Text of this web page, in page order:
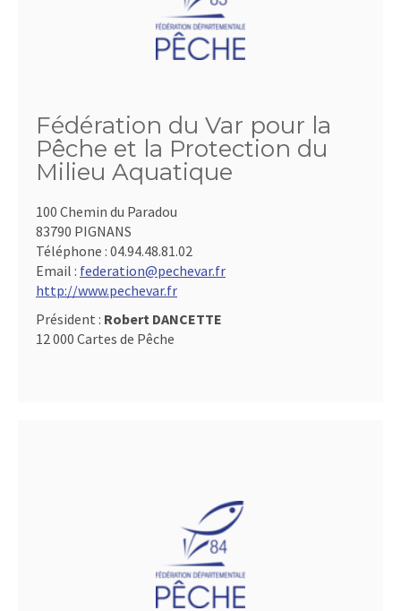
Fédération du Var pour la
Pêche et la Protection du
Milieu Aquatique
100 Chemin du Paradou
83790 PIGNANS
Téléphone : 04.94.48.81.02
Email : federation@pechevar.fr
http://www.pechevar.fr
Président : Robert DANCETTE
12 000 Cartes de Pêche